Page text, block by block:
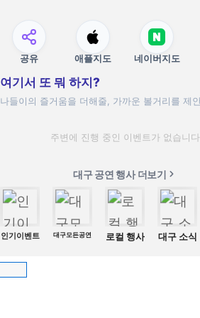
공유 애플지도 네이버지도
여기서 또 뭐 하지?
나들이의 즐거움을 더해줄, 가까운 볼거리를 제
주변에 진행 중인 이벤트가 없습니다
대구 공연 행사 더보기
인기이벤트 대구모든공연 로컬 행사 대구 소식